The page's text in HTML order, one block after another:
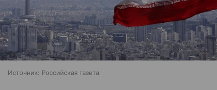
Источник: Российская газета